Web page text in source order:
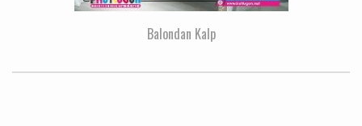
Balondan Kalp